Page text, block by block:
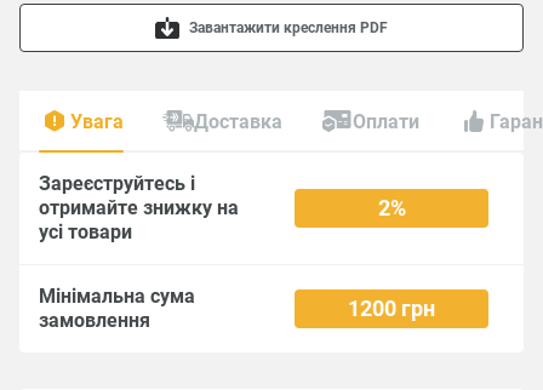
Завантажити креслення PDF
Увага Доставка Оплати
Зареєструйтесь і
отримайте знижку на
усі товари
2%
Мінімальна сума
замовлення
1200 грн